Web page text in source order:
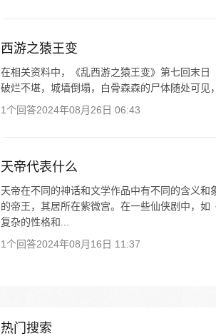
西游之猿王变
在相关资料中，《乱西游之猿王变》第七回末
破烂不堪，城墙倒塌，白骨森森的尸体随处可见
1个回答2024年08月26日 06:43
天帝代表什么
天帝在不同的神话和文学作品中有不同的含义
的帝王，其居所在紫微宫。在一些仙侠剧中，
复杂的性格和...
1个回答2024年08月16日 11:37
热门搜索